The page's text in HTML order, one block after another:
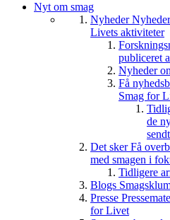
Nyt om smag
Nyheder
Livets aktiviteter
publiceret
Nyheder
Få
Smag for
de
Det skerFå
med smagen i
Tidligere
Blogs
Presse
for Livet